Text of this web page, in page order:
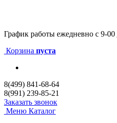
График работы ежедневно с 9-00
Корзина пуста
8(499) 841-68-64
8(991) 239-85-21
Заказать звонок
Меню Каталог